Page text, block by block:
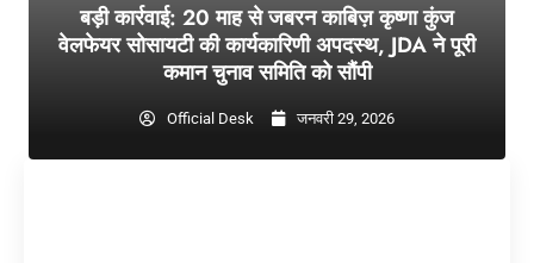
बड़ी कार्रवाई: 20 माह से जबरन काबिज़ कृष्णा कुंज
वेलफेयर सोसायटी की कार्यकारिणी अपदस्थ, JDA ने पूरी
कमान चुनाव समिति को सौंपी
Official Desk जनवरी 29, 2026